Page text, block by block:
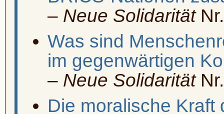
– Neue Solidarität
Was sind
im gegenwärtigen
– Neue Solidarität
Die moralische Kraft